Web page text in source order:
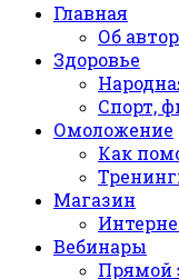
Главная
Об
Здоровье
Спорт,
Омоложение
Как
Магазин
Вебинары
Прямой